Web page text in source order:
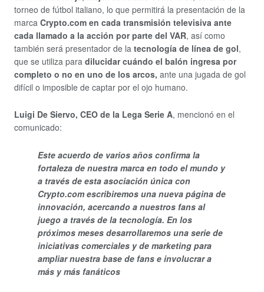
torneo de fútbol italiano, lo que permitirá la presentación de la
marca Crypto.com en cada transmisión televisiva ante
cada llamado a la acción por parte del VAR, así como
también será presentador de la tecnología de línea de gol,
que se utiliza para dilucidar cuándo el balón ingresa por
completo o no en uno de los arcos, ante una jugada de gol
difícil o imposible de captar por el ojo humano.
Luigi De Siervo, CEO de la Lega Serie A, mencionó en el
comunicado:
Este acuerdo de varios años confirma la
fortaleza de nuestra marca en todo el mundo y
a través de esta asociación única con
Crypto.com escribiremos una nueva página de
innovación, acercando a nuestros fans al
juego a través de la tecnología. En los
próximos meses desarrollaremos una serie de
iniciativas comerciales y de marketing para
ampliar nuestra base de fans e involucrar a
más y más fanáticos